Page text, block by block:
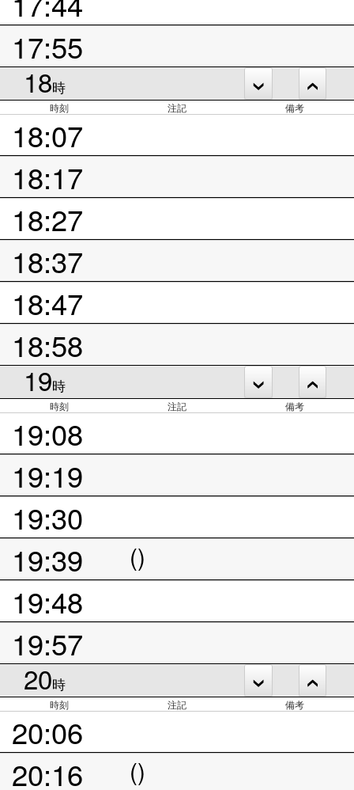
17:55
18時
時刻 注記 備考
18:07
18:17
18:27
18:37
18:47
18:58
19時
時刻 注記 備考
19:08
19:19
19:30
19:39
()
19:48
19:57
20時
時刻 注記 備考
20:06
20:16
()